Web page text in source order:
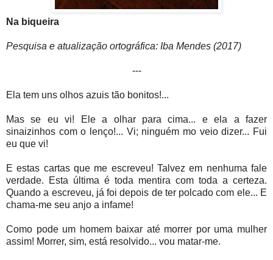
Na biqueira
Pesquisa e atualização ortográfica: Iba Mendes (2017)
---
Ela tem uns olhos azuis tão bonitos!...
Mas se eu vi! Ele a olhar para cima... e ela a fazer
sinaizinhos com o lenço!... Vi; ninguém mo veio dizer... Fui
eu que vi!
E estas cartas que me escreveu! Talvez em nenhuma fale
verdade. Esta última é toda mentira com toda a certeza.
Quando a escreveu, já foi depois de ter polcado com ele... E
chama-me seu anjo a infame!
Como pode um homem baixar até morrer por uma mulher
assim! Morrer, sim, está resolvido... vou matar-me.